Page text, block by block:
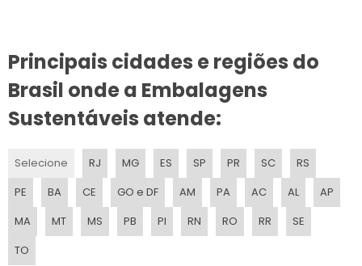
EMBALAGEM A VACUO PARA VIAGEM
PLASTICO PARA EMBALAR ALIMENTOS
EMBALAGEM DE PLASTICO RECICLADO
EMBALAGEM EM POLIPROPILENO
PLASTICOS PARA EMBALAR
Principais cidades e regiões do
Brasil onde a Embalagens
Sustentáveis atende:
Selecione RJ MG ES SP PR SC
RS
PE
BA CE GO e DF AM PA AC AL
AP
MA
MT MS PB PI RN RO RR
SE
TO